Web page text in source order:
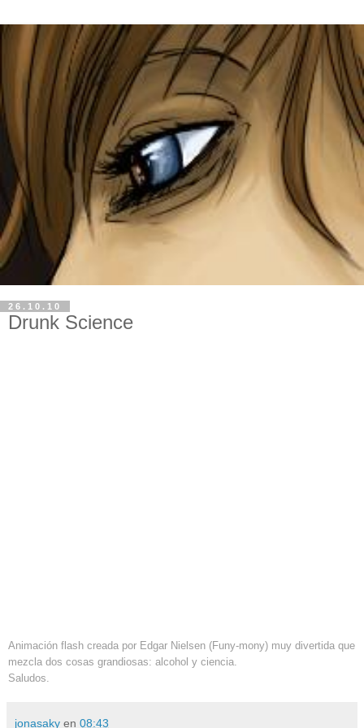
26.10.10
Drunk Science
Animación flash creada por Edgar Nielsen (Funy-mony) muy divertida que
mezcla dos cosas grandiosas: alcohol y ciencia.
Saludos.
jonasaky en 08:43